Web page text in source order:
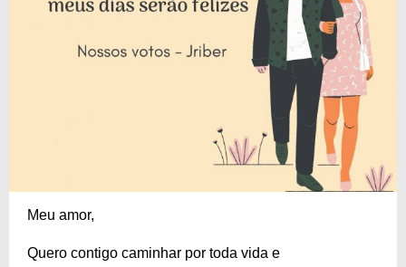
Meu amor,
Quero contigo caminhar por toda vida e